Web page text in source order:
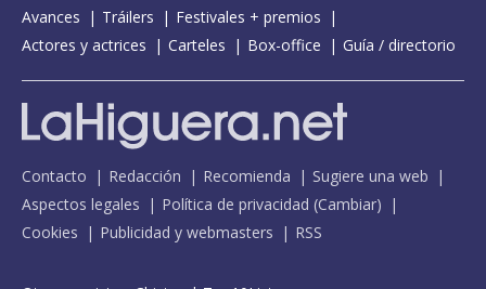
Avances
Tráilers
Festivales + premios
Actores y actrices
Carteles Box-office Guía / directorio
Contacto Redacción Recomienda
Sugiere una web
Aspectos legales
Política de privacidad (Cambiar)
Cookies
Publicidad y webmasters RSS